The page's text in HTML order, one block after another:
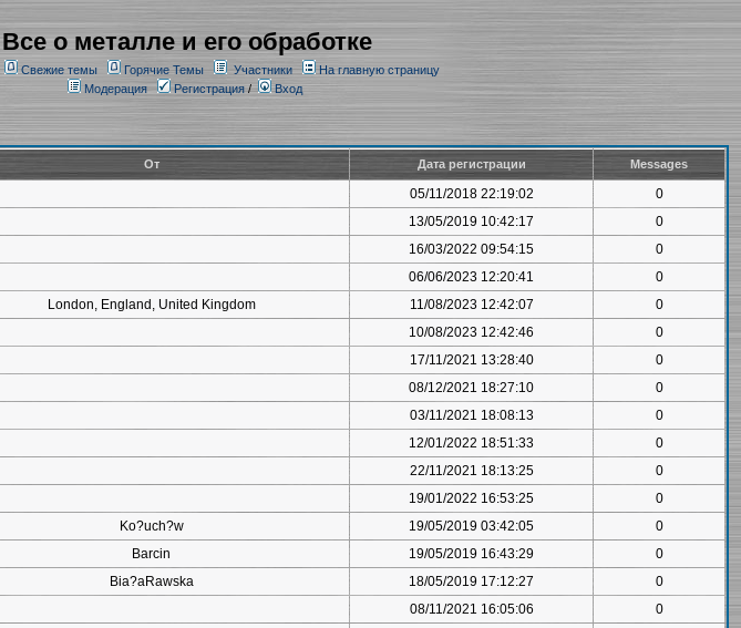
Все о металле и его обработке
Свежие темы Горячие Темы Участники
На главную страницу
Модерация
Регистрация/ Вход
От Дата регистрации Messages
05/11/2018 22:19:02
0
13/05/2019 10:42:17
0
16/03/2022 09:54:15
0
06/06/2023 12:20:41
0
London, England, United Kingdom 11/08/2023 12:42:07
0
10/08/2023 12:42:46
0
17/11/2021 13:28:40
0
08/12/2021 18:27:10
0
03/11/2021 18:08:13
0
12/01/2022 18:51:33
0
22/11/2021 18:13:25
0
19/01/2022 16:53:25
0
Ko?uch?w 19/05/2019 03:42:05
0
Barcin 19/05/2019 16:43:29
0
Bia?aRawska 18/05/2019 17:12:27
0
08/11/2021 16:05:06
0